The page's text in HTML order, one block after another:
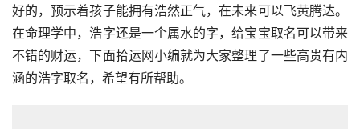
好的，预示着孩子能拥有浩然正气，在未来可以飞黄腾达。
在命理学中，浩字还是一个属水的字，给宝宝取名可以带来
不错的财运，下面拾运网小编就为大家整理了一些高贵有内
涵的浩字取名，希望有所帮助。